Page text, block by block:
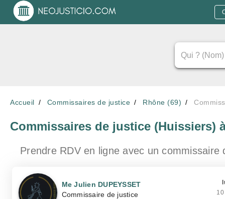
Accueil Commissaires de justice Rhône (69)
Commissaires de justice (Huissiers)
Prendre RDV en ligne avec un
Me Julien DUPEYSSET
Commissaire de justice